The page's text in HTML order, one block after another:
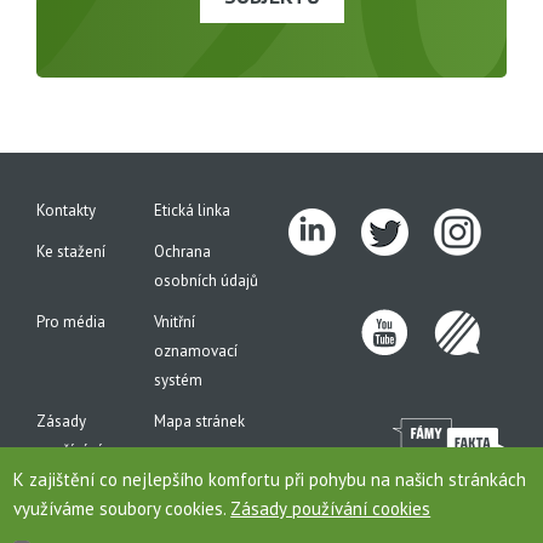
Kontakty
Etická linka
Ke stažení
Ochrana
osobních údajů
Pro média
Vnitřní
oznamovací
systém
Zásady
používání
cookies
Mapa stránek
K zajištění co nejlepšího komfortu při pohybu na našich stránkách
využíváme soubory cookies. Zásady používání cookies